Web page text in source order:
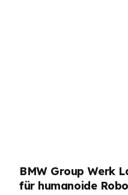
BMW Group Werk
für humanoide